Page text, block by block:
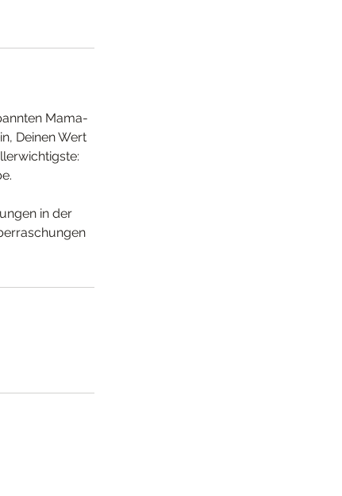
Mama-
Deinen Wert
in der